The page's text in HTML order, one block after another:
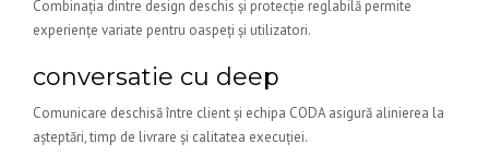
Combinația dintre design deschis și protecție reglabilă permite
experiențe variate pentru oaspeți și utilizatori.
conversatie cu deep
Comunicare deschisă între client și echipa CODA asigură alinierea la
așteptări, timp de livrare și calitatea execuției.